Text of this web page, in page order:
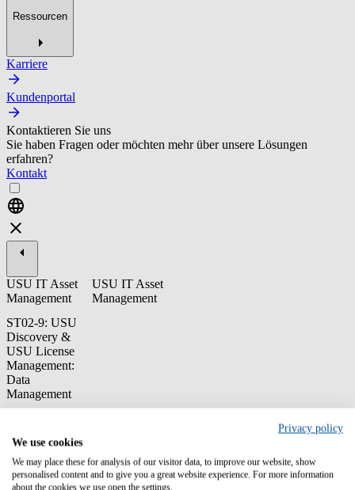
Ressourcen
Karriere
Kundenportal
Kontaktieren Sie uns
Sie haben Fragen oder möchten mehr über unsere Lösungen
erfahren?
Kontakt
USU IT Asset
Management
ST02-9: USU
Discovery &
USU License
Management:
Data
Management
USU IT Asset
Management
flux de données, c'est-à-dire comprendre des exigences de
spécification, mais aussi des options pour transformer des données
et, en particulier, comprendre l'impact des exceptions (logs).
Privacy policy
We use cookies
We may place these for analysis of our visitor data, to improve our website, show
personalised content and to give you a great website experience. For more information
about the cookies we use open the settings.